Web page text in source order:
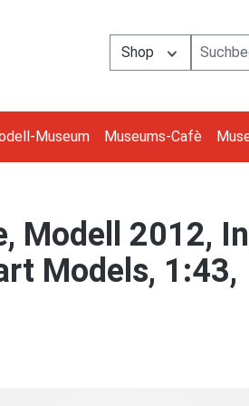
Shop
Museum Museums-Cafè
Modell 2012,
Models, 1:43,